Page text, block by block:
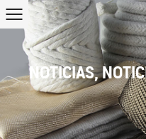
NOTICIAS,